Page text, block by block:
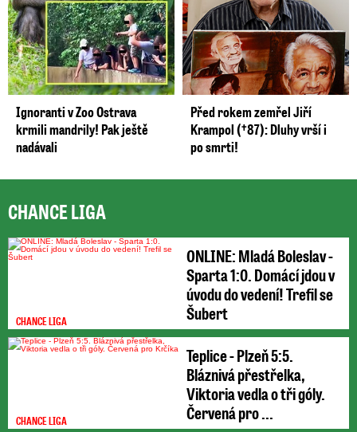
Ignoranti v Zoo Ostrava
krmili mandrily! Pak ještě
nadávali
Před rokem zemřel Jiří
Krampol (†87): Dluhy vrší i
po smrti!
CHANCE LIGA
CHANCE LIGA
ONLINE: Mladá Boleslav -
Sparta 1:0. Domácí jdou v
úvodu do vedení! Trefil se
Šubert
CHANCE LIGA
Teplice - Plzeň 5:5.
Bláznivá přestřelka,
Viktoria vedla o tři góly.
Červená pro ...